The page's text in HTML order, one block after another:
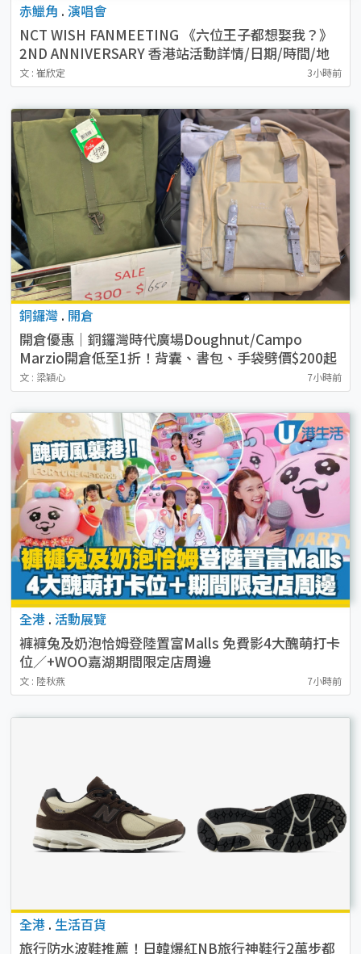
赤鱲角 . 演唱會
NCT WISH FANMEETING 《六位王子都想娶我？》
2ND ANNIVERSARY 香港站活動詳情/日期/時間/地
點/票價一覽
文 : 崔欣定 3小時前
銅鑼灣 . 開倉
開倉優惠｜銅鑼灣時代廣場Doughnut/Campo
Marzio開倉低至1折！背囊、書包、手袋劈價$200起
文 : 梁穎心 7小時前
全港 . 活動展覽
褲褲兔及奶泡恰姆登陸置富Malls 免費影4大醜萌打卡
位／+WOO嘉湖期間限定店周邊
文 : 陸秋燕 7小時前
全港 . 生活百貨
旅行防水波鞋推薦！日韓爆紅NB旅行神鞋行2萬步都